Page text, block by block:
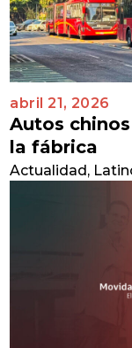
abril 21, 2026
Autos
la fábrica
Actualidad ,